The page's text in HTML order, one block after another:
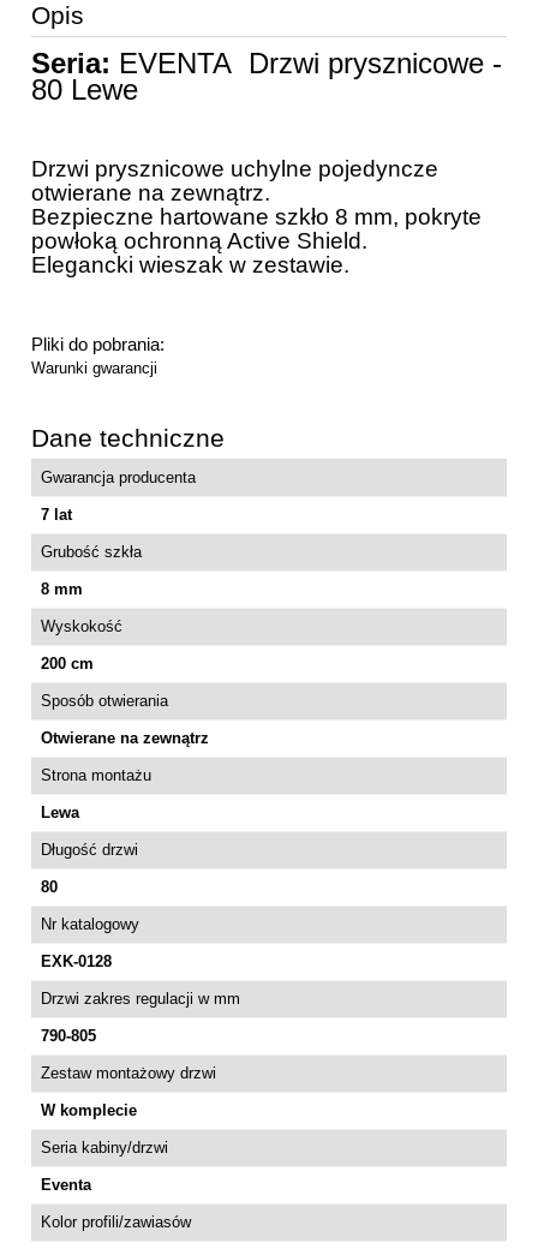
Opis
Seria: EVENTA Drzwi prysznicowe -
80 Lewe
Drzwi prysznicowe uchylne pojedyncze
otwierane na zewnątrz.
Bezpieczne hartowane szkło 8 mm, pokryte
powłoką ochronną Active Shield.
Elegancki wieszak w zestawie.
Pliki do pobrania:
Warunki gwarancji
Dane techniczne
Gwarancja producenta
7 lat
Grubość szkła
8 mm
Wyskokość
200 cm
Sposób otwierania
Otwierane na zewnątrz
Strona montażu
Lewa
Długość drzwi
80
Nr katalogowy
EXK-0128
Drzwi zakres regulacji w mm
790-805
Zestaw montażowy drzwi
W komplecie
Seria kabiny/drzwi
Eventa
Kolor profili/zawiasów